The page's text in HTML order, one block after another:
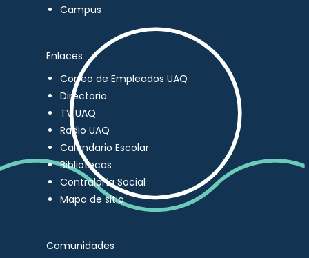
Campus
Enlaces
Correo de Empleados UAQ
Directorio
TV UAQ
Radio UAQ
Calendario Escolar
Bibliotecas
Contraloría Social
Mapa de sitio
Comunidades